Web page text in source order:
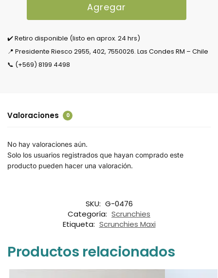
Agregar
✔️ Retiro disponible (listo en aprox. 24 hrs)
📍 Presidente Riesco 2955, 402, 7550026. Las Condes RM – Chile
📞 (+569) 8199 4498
Valoraciones 0
No hay valoraciones aún.
Solo los usuarios registrados que hayan comprado este
producto pueden hacer una valoración.
SKU: G-0476
Categoría: Scrunchies
Etiqueta: Scrunchies Maxi
Productos relacionados